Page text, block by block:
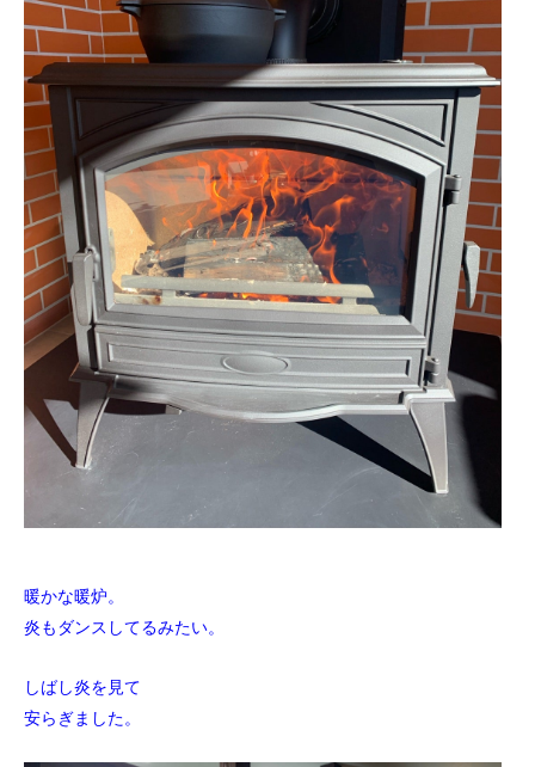
暖かな暖炉。
炎もダンスしてるみたい。
しばし炎を見て
安らぎました。